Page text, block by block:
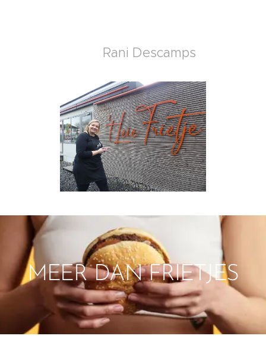
Rani Descamps
MEER DAN FRIETJES